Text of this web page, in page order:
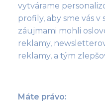
vytvárame
profily, aby sme vás v
záujmami mohli
reklamy,
reklamy, a tým
Máte právo: